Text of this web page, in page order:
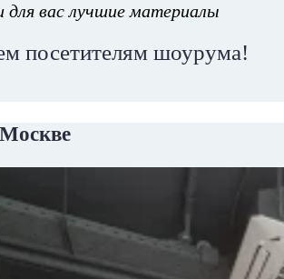
вас лучшие материалы
посетителям шоурума!